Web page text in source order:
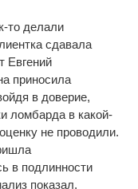
тоделали
сдавала
Евгений
приносила
в доверие,
ломбарда в какой-
оценку не проводили.
в подлинности
показал,